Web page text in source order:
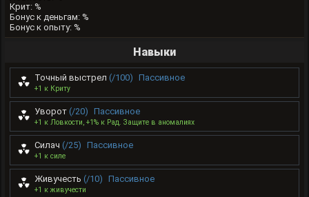
Крит: %
Бонус к деньгам: %
Бонус к опыту: %
Навыки
Точный выстрел (/100) Пассивное
+1 к Криту
Уворот (/20) Пассивное
+1 к Ловкости, +1% к Рад. Защите в аномалиях
Силач (/25) Пассивное
+1 к силе
Живучесть (/10) Пассивное
+1 к живучести